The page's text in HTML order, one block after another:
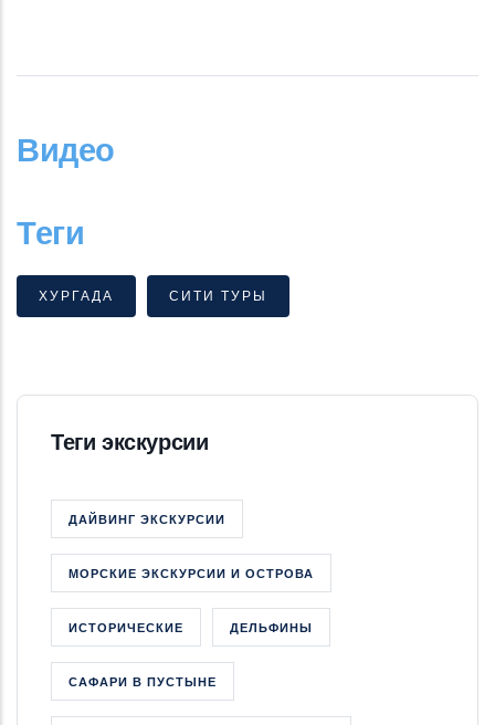
Видео
Теги
ХУРГАДА СИТИ ТУРЫ
Теги экскурсии
ДАЙВИНГ ЭКСКУРСИИ
МОРСКИЕ ЭКСКУРСИИ И ОСТРОВА
ИСТОРИЧЕСКИЕ ДЕЛЬФИНЫ
САФАРИ В ПУСТЫНЕ